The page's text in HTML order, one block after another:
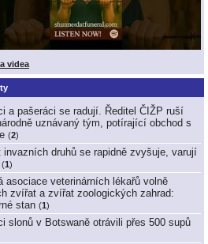
videa
a pašeráci se radují. Ředitel ČIŽP ruší
uznávaný tým, potírající obchod s
(2)
invazních druhů se rapidně zvyšuje, varují
(1)
asociace veterinárních lékařů volně
zvířat a zvířat zoologických zahrad:
stan (1)
slonů v Botswaně otrávili přes 500 supů